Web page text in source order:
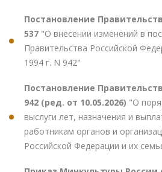
Постановление
537 "О внесении изменений в
Правительства Российской
1994 г. N 942"
Постановление
942 (ред. от 10.05.2026) "О
выслуги лет, назначения и
работникам органов и
Российской Федерации и их